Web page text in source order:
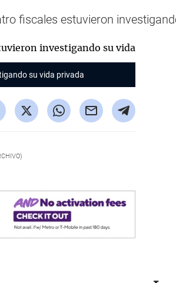
fiscales estuvieron
su vida privada